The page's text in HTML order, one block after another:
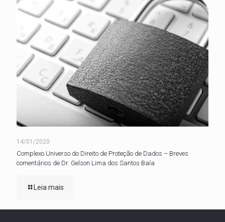
14/01/2020
Complexo Universo do Direito de Proteção de Dados – Breves
comentários de Dr. Gelson Lima dos Santos Baía
Leia mais